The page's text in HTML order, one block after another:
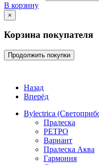
В корзину
×
Корзина покупателя
Продолжить покупки
Назад
Вперёд
Bylectrica
Пралеска
РЕТРО
Вариант
Пралеска Аква
Гармония